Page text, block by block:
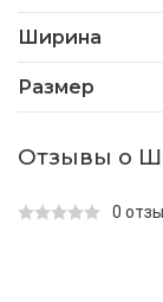
Ширина
Размер
Отзывы о
0